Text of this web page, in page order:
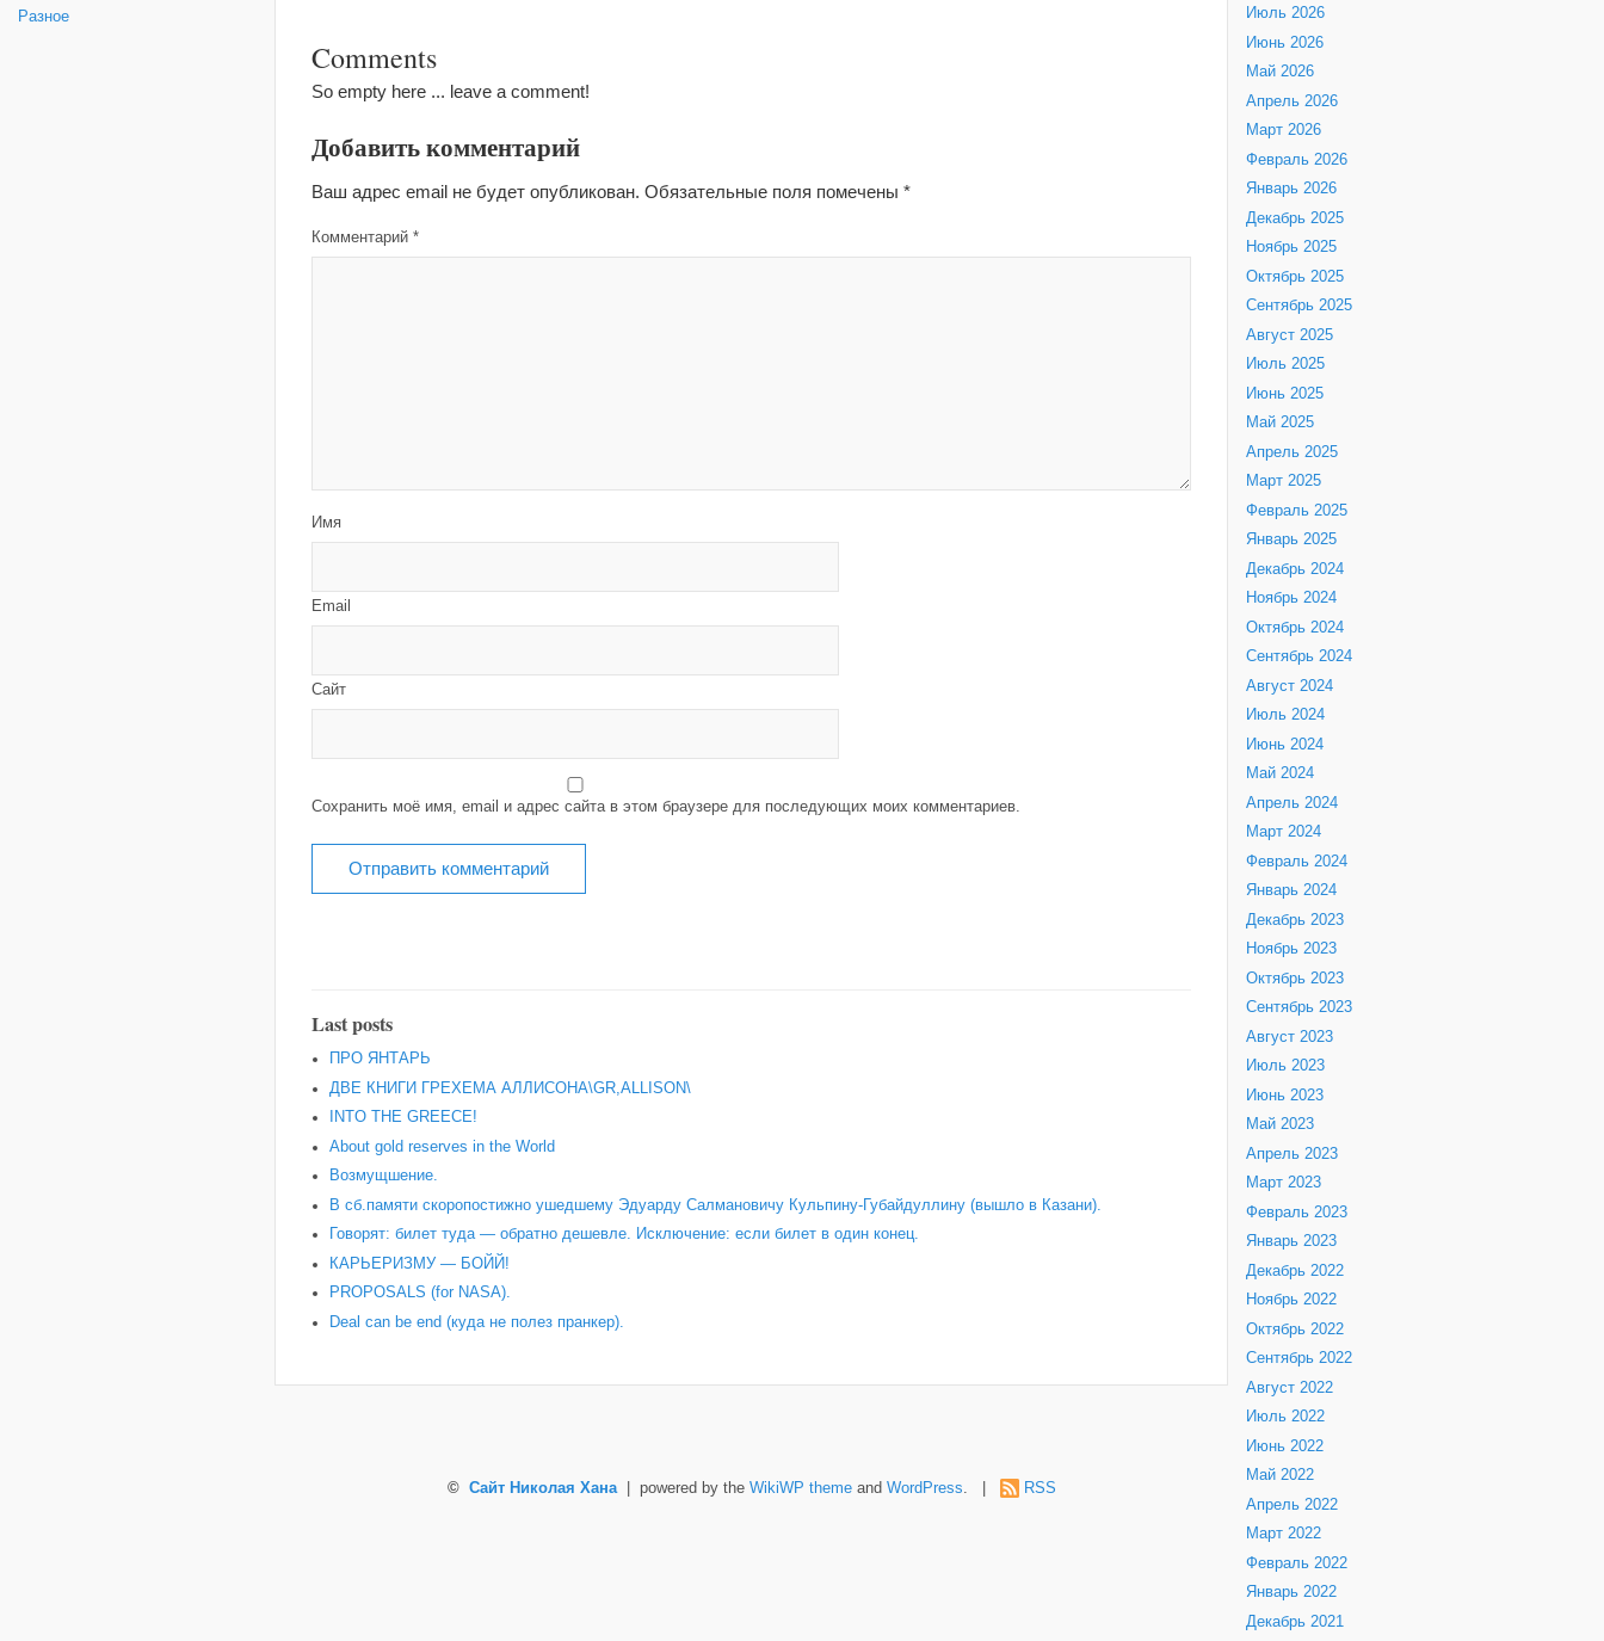
Разное
Comments
So empty here ... leave a comment!
Добавить комментарий
Ваш адрес email не будет опубликован. Обязательные поля помечены *
Комментарий *
Имя
Email
Сайт
Сохранить моё имя, email и адрес сайта в этом браузере для последующих моих комментариев.
Last posts
ПРО ЯНТАРЬ
ДВЕ КНИГИ ГРЕХЕМА АЛЛИСОНА\GR,ALLISON\
INTO THE GREECE!
About gold reserves in the World
Возмущшение.
В сб.памяти скоропостижно ушедшему Эдуарду Салмановичу Кульпину-Губайдуллину (вышло в Казани).
Говорят: билет туда — обратно дешевле. Исключение: если билет в один конец.
КАРЬЕРИЗМУ — БОЙЙ!
PROPOSALS (for NASA).
Deal can be end (куда не полез пранкер).
Июль 2026
Июнь 2026
Май 2026
Апрель 2026
Март 2026
Февраль 2026
Январь 2026
Декабрь 2025
Ноябрь 2025
Октябрь 2025
Сентябрь 2025
Август 2025
Июль 2025
Июнь 2025
Май 2025
Апрель 2025
Март 2025
Февраль 2025
Январь 2025
Декабрь 2024
Ноябрь 2024
Октябрь 2024
Сентябрь 2024
Август 2024
Июль 2024
Июнь 2024
Май 2024
Апрель 2024
Март 2024
Февраль 2024
Январь 2024
Декабрь 2023
Ноябрь 2023
Октябрь 2023
Сентябрь 2023
Август 2023
Июль 2023
Июнь 2023
Май 2023
Апрель 2023
Март 2023
Февраль 2023
Январь 2023
Декабрь 2022
Ноябрь 2022
Октябрь 2022
Сентябрь 2022
Август 2022
Июль 2022
Июнь 2022
Май 2022
Апрель 2022
Март 2022
Февраль 2022
Январь 2022
Декабрь 2021
© Сайт Николая Хана| powered by the WikiWP themeand WordPress RSS